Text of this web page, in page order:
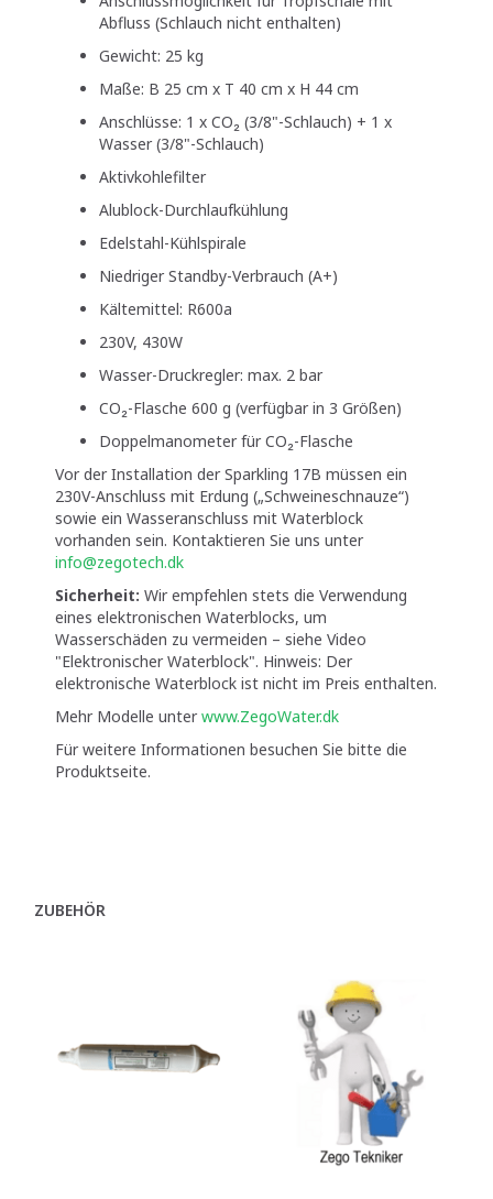
Abfluss (Schlauch nicht enthalten)
Gewicht: 25 kg
Maße: B 25 cm x T 40 cm x H 44 cm
Anschlüsse: 1 x CO₂ (3/8"-Schlauch) + 1 x
Wasser (3/8"-Schlauch)
Aktivkohlefilter
Alublock-Durchlaufkühlung
Edelstahl-Kühlspirale
Niedriger Standby-Verbrauch (A+)
Kältemittel: R600a
230V, 430W
Wasser-Druckregler: max. 2 bar
CO₂-Flasche 600 g (verfügbar in 3 Größen)
Doppelmanometer für CO₂-Flasche
Vor der Installation der Sparkling 17B müssen ein
230V-Anschluss mit Erdung („Schweineschnauze“)
sowie ein Wasseranschluss mit Waterblock
vorhanden sein. Kontaktieren Sie uns unter
info@zegotech.dk
Sicherheit: Wir empfehlen stets die Verwendung
eines elektronischen Waterblocks, um
Wasserschäden zu vermeiden – siehe Video
"Elektronischer Waterblock". Hinweis: Der
elektronische Waterblock ist nicht im Preis enthalten.
Mehr Modelle unter www.ZegoWater.dk
Für weitere Informationen besuchen Sie bitte die
Produktseite.
ZUBEHÖR